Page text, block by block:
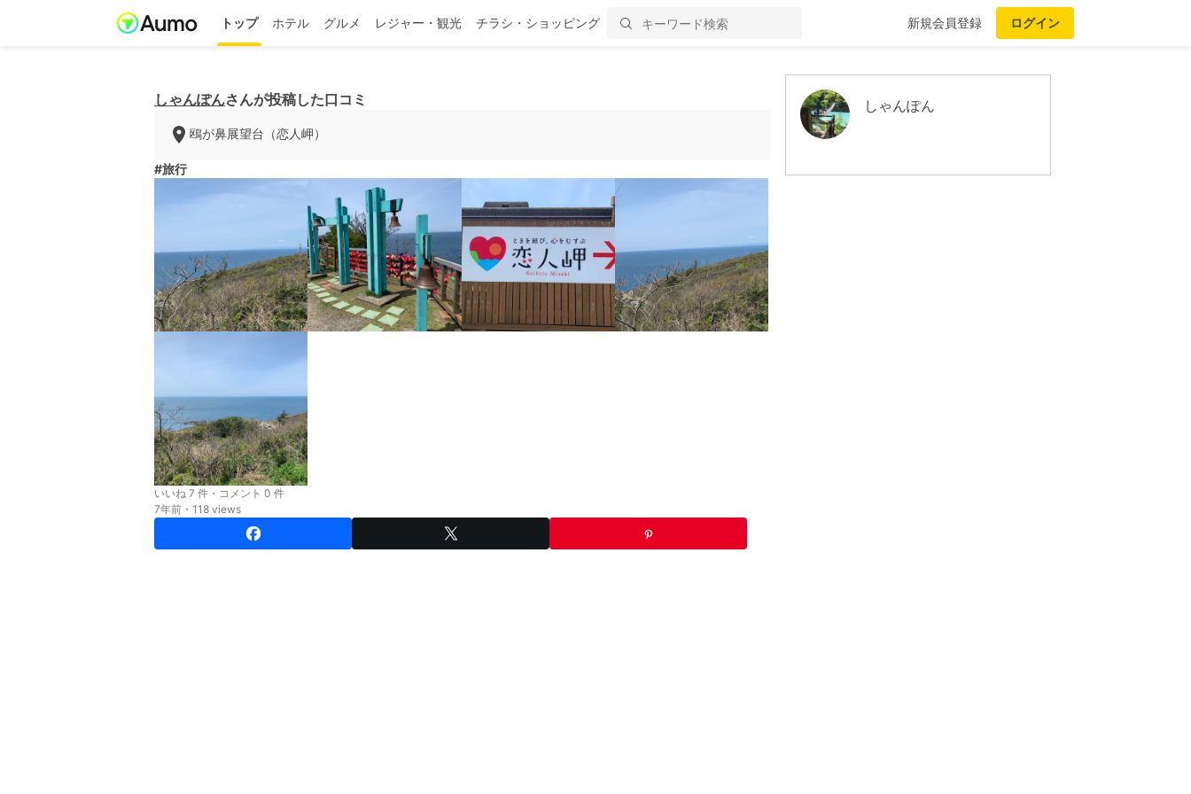
トップ ホテル グルメ レジャー・観光 チラシ・ショッピング 新規会員登録 ログイン
しゃんぽんさんが投稿した口コミ
鴎が鼻展望台（恋人岬）
#旅行
いいね 7 件・コメント 0 件
7年前・118 views
しゃんぽん